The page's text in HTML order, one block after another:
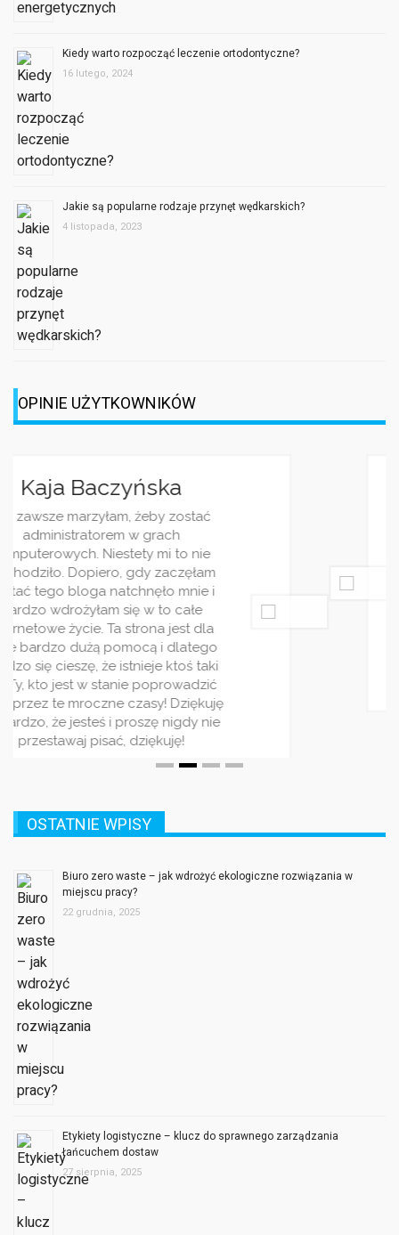
Kiedy warto rozpocząć leczenie ortodontyczne?
16 lutego, 2024
Jakie są popularne rodzaje przynęt wędkarskich?
4 listopada, 2023
OPINIE UŻYTKOWNIKÓW
Jagoda Berezowska
Jestem dziennikarką, z racji pracy i
ciekawości często śledzę różnorakie
blogi. Wasz jest jednym z moich
ulubionych. Piszecie bardzo ciekawie i
rzetelnie. Wpisy pojawiaja się regularnie
i zawsze traktują o jakimś ciekwym
zagadnieniu. Bardzo wszystkim
polecam ten serwis! Jest on stworzony
dla ludzi rządnych rozrywki!
Biuro zero waste – jak wdrożyć ekologiczne rozwiązania w